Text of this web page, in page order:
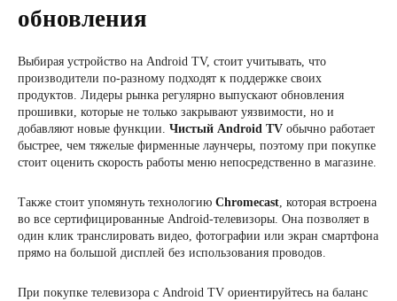
обновления
Выбирая устройство на Android TV, стоит учитывать, что
производители по-разному подходят к поддержке своих
продуктов. Лидеры рынка регулярно выпускают обновления
прошивки, которые не только закрывают уязвимости, но и
добавляют новые функции. Чистый Android TV обычно работает
быстрее, чем тяжелые фирменные лаунчеры, поэтому при покупке
стоит оценить скорость работы меню непосредственно в магазине.
Также стоит упомянуть технологию Chromecast, которая встроена
во все сертифицированные Android-телевизоры. Она позволяет в
один клик транслировать видео, фотографии или экран смартфона
прямо на большой дисплей без использования проводов.
При покупке телевизора с Android TV ориентируйтесь на баланс